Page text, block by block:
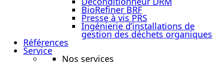
BioRefiner BRF
Presse à vis PRS
Ingénierie d’installations de
gestion des déchets organiques
Références
Service
Nos services